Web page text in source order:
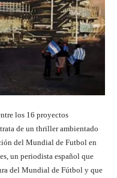
los 16 proyectos
de un thriller ambientado
del Mundial de Futbol en
un periodista español que
del Mundial de Fútbol y que